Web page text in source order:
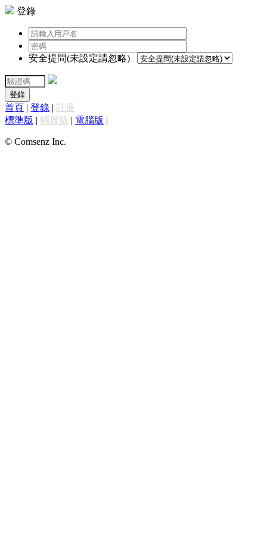
登錄
安全提問(未設定請忽略)
登錄
首頁 | 登錄 | 註冊
標準版 | 觸屏版 | 電腦版 |
© Comsenz Inc.